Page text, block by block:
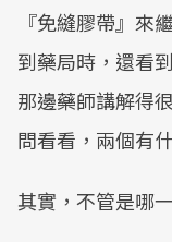
『免縫膠帶』來
到藥局時，還看
那邊藥師講解得
問看看，兩個有
其實，不管是哪